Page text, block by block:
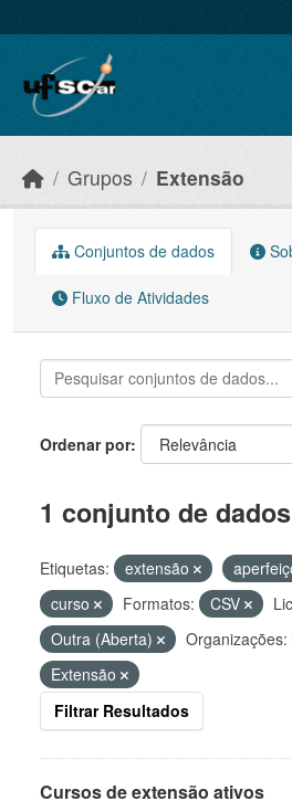
Grupos Extensão
Conjuntos de dados
Fluxo de Atividades
Ordenar por
1 conjunto de
Etiquetas: extensão
curso
Formatos: CSV
Outra (Aberta)
Organizações:
Extensão
Filtrar Resultados
Cursos de extensão ativos